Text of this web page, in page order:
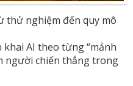
thử nghiệm đến quy mô
AI theo từng “mảnh
người chiến thắng trong